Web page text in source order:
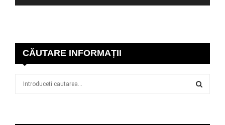
CĂUTARE INFORMAȚII